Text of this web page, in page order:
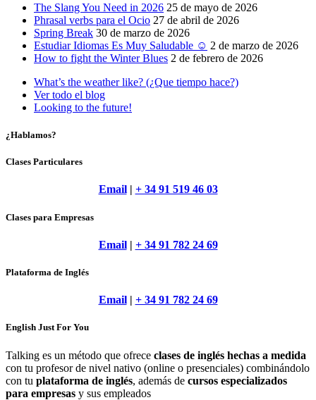
The Slang You Need in 2026 25 de mayo de 2026
Phrasal verbs para el Ocio 27 de abril de 2026
Spring Break 30 de marzo de 2026
Estudiar Idiomas Es Muy Saludable ☺ 2 de marzo de 2026
How to fight the Winter Blues 2 de febrero de 2026
What’s the weather like? (¿Que tiempo hace?)
Ver todo el blog
Looking to the future!
¿Hablamos?
Clases Particulares
Email| + 34 91 519 46 03
Clases para Empresas
Email| + 34 91 782 24 69
Plataforma de Inglés
Email| + 34 91 782 24 69
English Just For You
Talking es un método que ofrece clases de inglés hechas a medida
con tu profesor de nivel nativo (online o presenciales) combinándolo
con tu plataforma de inglés, además de cursos especializados
para empresas y sus empleados